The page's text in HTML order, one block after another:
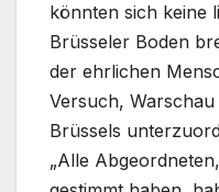
könnten sich keine
Brüsseler Boden
der ehrlichen
Versuch,
Brüssels
„Alle